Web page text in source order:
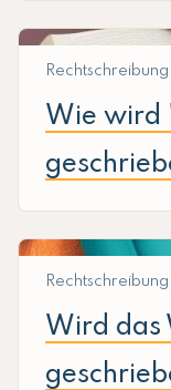
Rechtschreibung
Wie wird
Rechtschreibung
Wird das